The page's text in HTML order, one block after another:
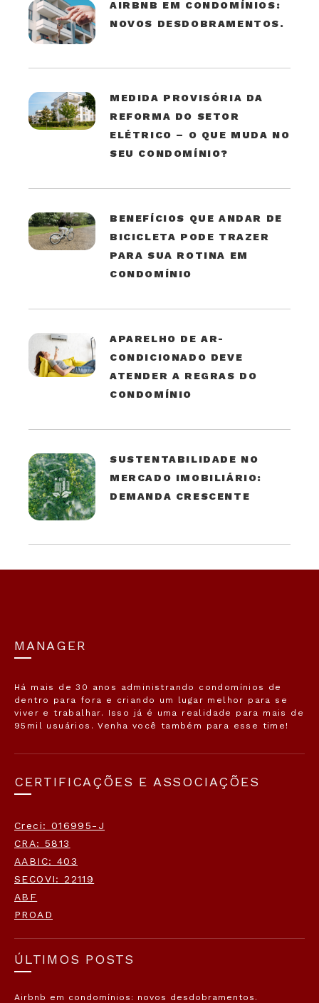
AIRBNB EM CONDOMÍNIOS:
NOVOS DESDOBRAMENTOS.
MEDIDA PROVISÓRIA DA
REFORMA DO SETOR
ELÉTRICO – O QUE MUDA NO
SEU CONDOMÍNIO?
BENEFÍCIOS QUE ANDAR DE
BICICLETA PODE TRAZER
PARA SUA ROTINA EM
CONDOMÍNIO
APARELHO DE AR-
CONDICIONADO DEVE
ATENDER A REGRAS DO
CONDOMÍNIO
SUSTENTABILIDADE NO
MERCADO IMOBILIÁRIO:
DEMANDA CRESCENTE
MANAGER
Há mais de 30 anos administrando condomínios de
dentro para fora e criando um lugar melhor para se
viver e trabalhar. Isso já é uma realidade para mais de
95mil usuários. Venha você também para esse time!
CERTIFICAÇÕES E ASSOCIAÇÕES
Creci: 016995-J
CRA: 5813
AABIC: 403
SECOVI: 22119
ABF
PROAD
ÚLTIMOS POSTS
Airbnb em condomínios: novos desdobramentos.